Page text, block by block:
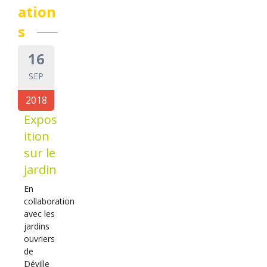
ation
s
16
SEP
2018
Expos
ition
sur le
jardin
En
collaboration
avec les
jardins
ouvriers
de
Déville